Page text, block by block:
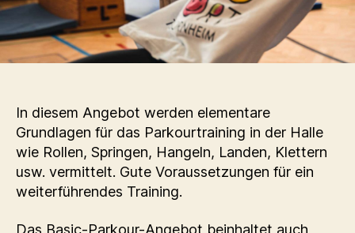
In diesem Angebot werden elementare
Grundlagen für das Parkourtraining in der Halle
wie Rollen, Springen, Hangeln, Landen, Klettern
usw. vermittelt. Gute Voraussetzungen für ein
weiterführendes Training.
Das Basic-Parkour-Angebot beinhaltet auch